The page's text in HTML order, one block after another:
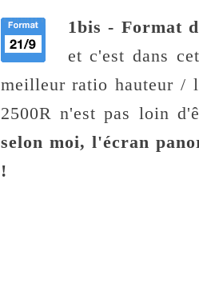
1bis - Format
et c'est dans
meilleur ratio hauteur /
2500R n'est pas loin
selon moi, l'écran
!